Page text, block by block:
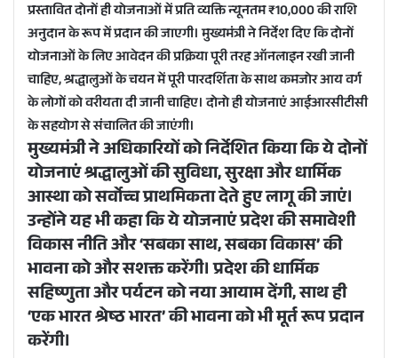
प्रस्तावित दोनों ही योजनाओं में प्रति व्यक्ति न्यूनतम ₹10,000 की राशि
अनुदान के रूप में प्रदान की जाएगी। मुख्यमंत्री ने निर्देश दिए कि दोनों
योजनाओं के लिए आवेदन की प्रक्रिया पूरी तरह ऑनलाइन रखी जानी
चाहिए, श्रद्धालुओं के चयन में पूरी पारदर्शिता के साथ कमजोर आय वर्ग
के लोगों को वरीयता दी जानी चाहिए। दोनो ही योजनाएं आईआरसीटीसी
के सहयोग से संचालित की जाएंगी।
मुख्यमंत्री ने अधिकारियों को निर्देशित किया कि ये दोनों
योजनाएं श्रद्धालुओं की सुविधा, सुरक्षा और धार्मिक
आस्था को सर्वोच्च प्राथमिकता देते हुए लागू की जाएं।
उन्होंने यह भी कहा कि ये योजनाएं प्रदेश की समावेशी
विकास नीति और ‘सबका साथ, सबका विकास’ की
भावना को और सशक्त करेंगी। प्रदेश की धार्मिक
सहिष्णुता और पर्यटन को नया आयाम देंगी, साथ ही
‘एक भारत श्रेष्ठ भारत’ की भावना को भी मूर्त रूप प्रदान
करेंगी।